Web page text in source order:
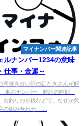
マイナンバー関連記事
ルナンバー1234の意味
仕事・金運～
意味を占い師の紅たきさんが解
車のナンバー、時計の時刻、
お釣りの小銭などで、なぜか気
の組み合わせ、....